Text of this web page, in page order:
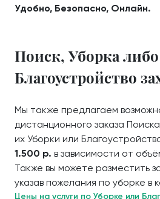
Удобно, Безопасно, Онлайн.
Поиск, Уборка либо
Благоустройство
Мы также предлагаем
дистанционного заказа
их Уборки или
1.500 р. в зависимости от
Также вы можете разместить
указав пожелания по уборке в
Цены на услуги по Уборке или